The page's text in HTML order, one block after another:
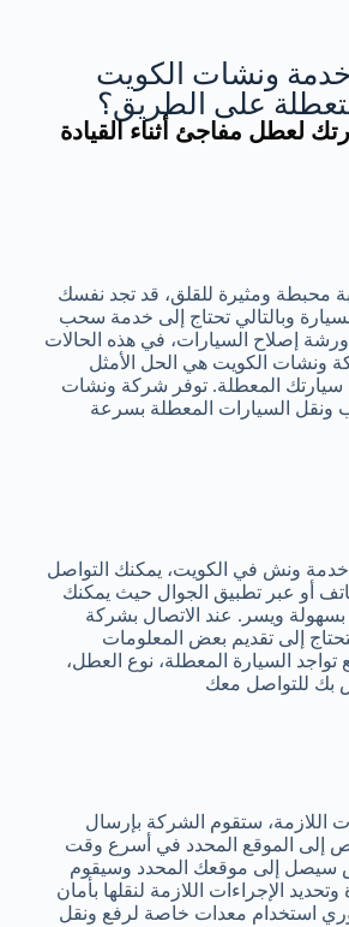
ونشات الكويت
على الطريق؟
لعطل مفاجئ أثناء القيادة
محبطة ومثيرة للقلق، قد تجد نفسك
وبالتالي تحتاج إلى خدمة سحب
إصلاح السيارات، في هذه الحالات
ونشات الكويت هي الحل الأمثل
المعطلة. توفر شركة ونشات
السيارات المعطلة بسرعة
خدمة ونش في الكويت، يمكنك التواصل
أو عبر تطبيق الجوال حيث يمكنك
ويسر. عند الاتصال بشركة
إلى تقديم بعض المعلومات
تواجد السيارة المعطلة، نوع العطل،
بك للتواصل معك
اللازمة، ستقوم الشركة بإرسال
إلى الموقع المحدد في أسرع وقت
سيصل إلى موقعك المحدد وسيقوم
وتحديد الإجراءات اللازمة لنقلها بأمان
استخدام معدات خاصة لرفع ونقل